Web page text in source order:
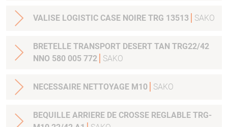
VALISE LOGISTIC CASE NOIRE TRG 13513 SAKO
BRETELLE TRANSPORT DESERT TAN TRG22/42
NNO 580 005 772
SAKO
NECESSAIRE NETTOYAGE M10 SAKO
BEQUILLE ARRIERE DE CROSSE REGLABLE TRG-